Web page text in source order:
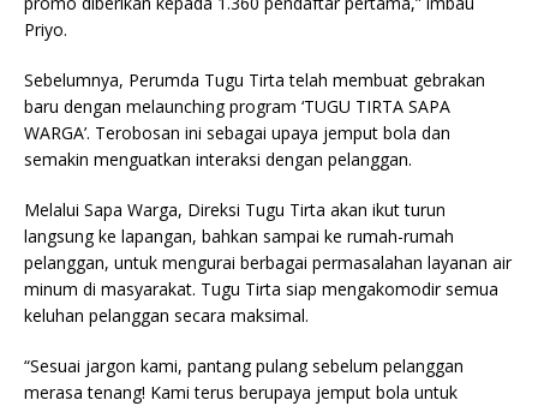
Priyo.
Sebelumnya, Perumda Tugu Tirta telah membuat gebrakan
baru dengan melaunching program ‘TUGU TIRTA SAPA
WARGA’. Terobosan ini sebagai upaya jemput bola dan
semakin menguatkan interaksi dengan pelanggan.
Melalui Sapa Warga, Direksi Tugu Tirta akan ikut turun
langsung ke lapangan, bahkan sampai ke rumah-rumah
pelanggan, untuk mengurai berbagai permasalahan layanan air
minum di masyarakat. Tugu Tirta siap mengakomodir semua
keluhan pelanggan secara maksimal.
“Sesuai jargon kami, pantang pulang sebelum pelanggan
merasa tenang! Kami terus berupaya jemput bola untuk